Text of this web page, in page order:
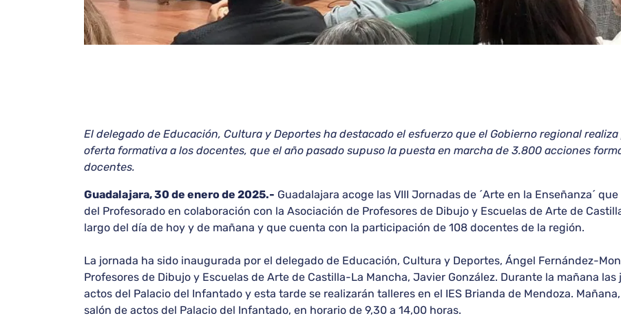
El delegado de Educación, Cultura y Deportes ha destacado el esfuerzo que el Gobierno regional
oferta formativa a los docentes, que el año pasado supuso la puesta en marcha de 3.800 acciones
docentes.
Guadalajara, 30 de enero de 2025.- Guadalajara acoge las VIII Jornadas de ´Arte en la Enseñanza´
del Profesorado en colaboración con la Asociación de Profesores de Dibujo y Escuelas de Arte de
largo del día de hoy y de mañana y que cuenta con la participación de 108 docentes de la región.
La jornada ha sido inaugurada por el delegado de Educación, Cultura y Deportes, Ángel Fernández-
Profesores de Dibujo y Escuelas de Arte de Castilla-La Mancha, Javier González. Durante la mañana
actos del Palacio del Infantado y esta tarde se realizarán talleres en el IES Brianda de Mendoza.
salón de actos del Palacio del Infantado, en horario de 9,30 a 14,00 horas.